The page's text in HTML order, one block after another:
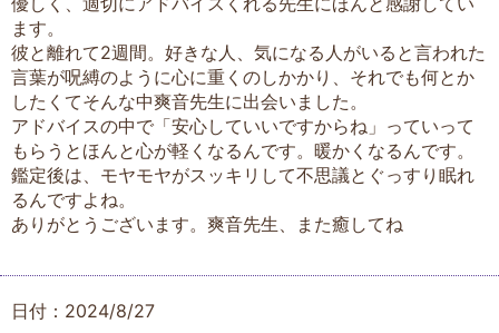
ます。
彼と離れて2週間。好きな人、気になる人がいると言われた
言葉が呪縛のように心に重くのしかかり、それでも何とか
したくてそんな中爽音先生に出会いました。
アドバイスの中で「安心していいですからね」っていって
もらうとほんと心が軽くなるんです。暖かくなるんです。
鑑定後は、モヤモヤがスッキリして不思議とぐっすり眠れ
るんですよね。
ありがとうございます。爽音先生、また癒してね
日付：2024/8/27